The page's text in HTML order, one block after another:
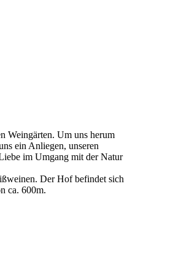
Weingärten. Um uns herum
ein Anliegen, unseren
im Umgang mit der Natur
Der Hof befindet sich
ca. 600m.